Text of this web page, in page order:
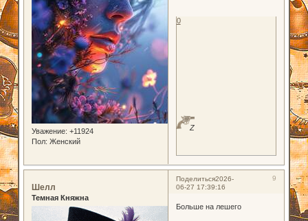
Уважение: +11924
Пол: Женский
Z
0
Поделиться 9
2026-
06-27 17:39:16
Шелл
Темная Княжна
Больше на лешего